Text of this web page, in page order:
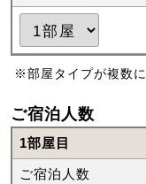
※部屋タイプが複数
ご宿泊人数
1部屋目
ご宿泊人数